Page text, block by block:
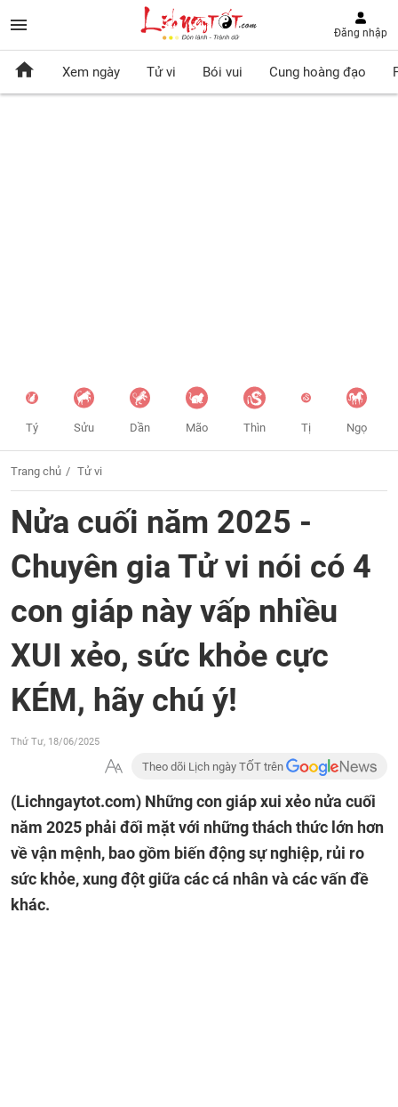
Đăng nhập
Xem ngày Tử vi Bói vui Cung hoàng đạo
Tý Sửu Dần Mão Thìn Tị Ngọ
Trang chủ Tử vi
Nửa cuối năm 2025 -
Chuyên gia Tử vi nói có 4
con giáp này vấp nhiều
XUI xẻo, sức khỏe cực
KÉM, hãy chú ý!
Thứ Tư, 18/06/2025
Theo dõi Lịch ngày TỐT trên
(Lichngaytot.com) Những con giáp xui xẻo nửa cuối
năm 2025 phải đối mặt với những thách thức lớn hơn
về vận mệnh, bao gồm biến động sự nghiệp, rủi ro
sức khỏe, xung đột giữa các cá nhân và các vấn đề
khác.